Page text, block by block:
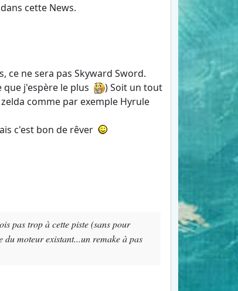
cette News.
ce ne sera pas Skyward Sword.
que j'espère le plus
) Soit un tout
comme par exemple Hyrule
c'est bon de rêver
pas trop à cette piste (sans pour
moteur existant...un remake à pas